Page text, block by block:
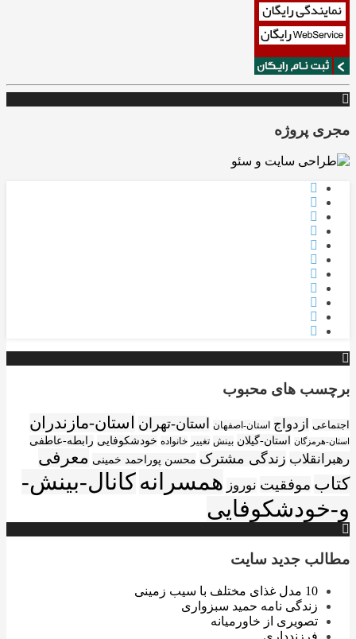
مجری پروژه
برچسب های محبوب
اجتماعی ازدواج استان-اصفهان استان-تهران استان-مازندران
استان-هرمزگان استان-گیلان بینش تغییر خانواده خودشکوفایی رابطه-عاطفی
رهبرانقلاب زندگی مشترک محسن پوراحمد خمینی معرفی
کتاب موفقیت نوروز همسرانهکانال-بینش-
و-خودشکوفایی
مطالب جدید سایت
10 مدل غذای مختلف با سیب زمینی
زندگی نامه حمید سبزواری
تصویری از خاورمیانه